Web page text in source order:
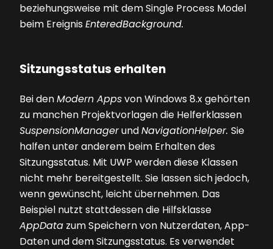
beziehungsweise mit dem Single Process Model
beim Ereignis EnteredBackground.
Sitzungsstatus erhalten
Bei denModern Appsvon Windows 8.x gehörten
zu manchen Projektvorlagen die Helferklassen
SuspensionManagerundNavigationHelper. Sie
halfen unter anderem beim Erhalten des
Sitzungsstatus. Mit UWP werden diese Klassen
nicht mehr bereitgestellt. Sie lassen sich jedoch,
wenn gewünscht, leicht übernehmen. Das
Beispiel nutzt stattdessen die Hilfsklasse
AppData zum Speichern von Nutzerdaten, App-
Daten und dem Sitzungsstatus. Es verwendet